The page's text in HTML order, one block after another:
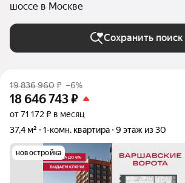
шоссе в Москве
Сохранить поиск
19 836 960₽ –6%
18 646 743₽
от 71 172 ₽ в месяц
37,4 м²
1-комн. квартира 9 этаж из 30
новостройка